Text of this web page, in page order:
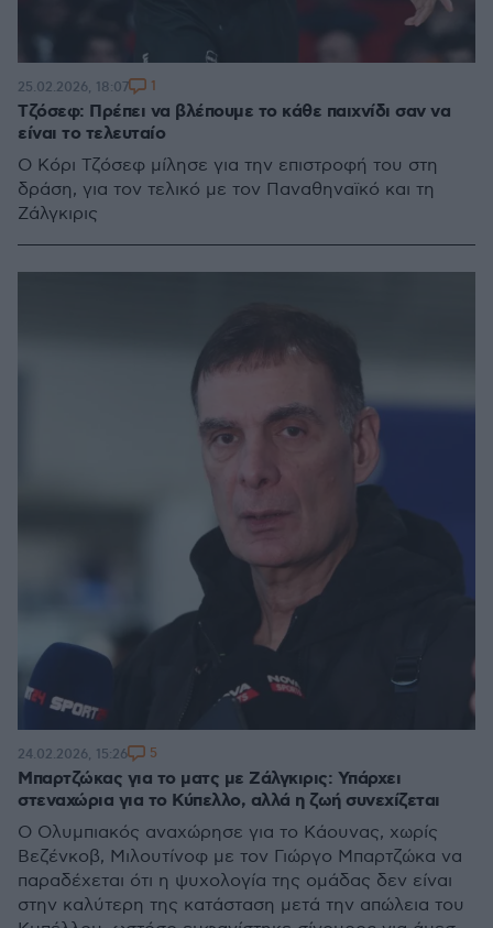
Τζόσεφ: Πρέπει να βλέπουμε το κάθε παιχνίδι σαν να
είναι το τελευταίο
Ο Κόρι Τζόσεφ μίλησε για την επιστροφή του στη
δράση, για τον τελικό με τον Παναθηναϊκό και τη
Ζάλγκιρις
25.02.2026, 18:07 1
Μπαρτζώκας για το ματς με Ζάλγκιρις: Υπάρχει
στεναχώρια για το Κύπελλο, αλλά η ζωή συνεχίζεται
Ο Ολυμπιακός αναχώρησε για το Κάουνας, χωρίς
Βεζένκοβ, Μιλουτίνοφ με τον Γιώργο Μπαρτζώκα να
παραδέχεται ότι η ψυχολογία της ομάδας δεν είναι
στην καλύτερη της κατάσταση μετά την απώλεια του
24.02.2026, 15:26 5